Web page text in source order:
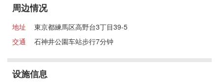
周边情况
地址
東京都練馬区高野台3丁目39-5
交通
石神井公園车站步行7分钟
设施信息